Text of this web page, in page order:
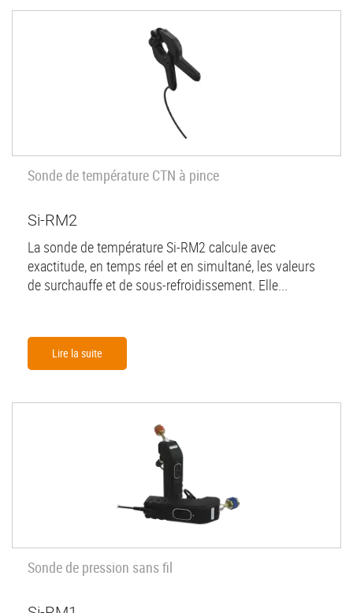
Sonde de température CTN à pince
Si-RM2
La sonde de température Si-RM2 calcule avec
exactitude, en temps réel et en simultané, les valeurs
de surchauffe et de sous-refroidissement. Elle...
Lire la suite
Sonde de pression sans fil